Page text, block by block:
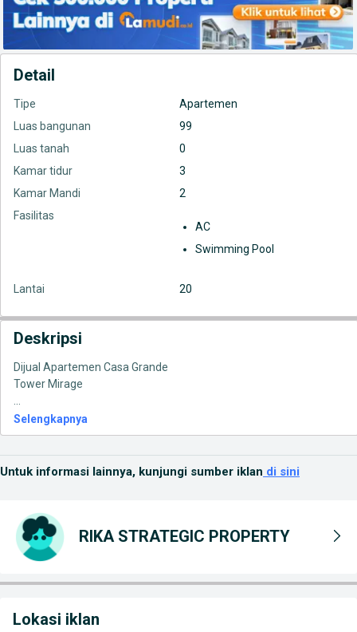
Detail
Tipe
Apartemen
Luas bangunan
99
Luas tanah
0
Kamar tidur
3
Kamar Mandi
2
Fasilitas
AC
Swimming Pool
Lantai 20
Deskripsi
Dijual Apartemen Casa Grande
Selengkapnya
Untuk informasi lainnya, kunjungi sumber iklan di sini
RIKA STRATEGIC PROPERTY
Lokasi iklan